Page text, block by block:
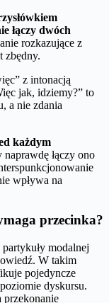
łączy dwóch
rozkazujące z
zbędny.
z intonacją
jak, idziemy?” to
a nie zdania
każdym
naprawdę łączy ono
wpływa na
przecinka?
modalnej
W takim
pojedyncze
dyskursu.
przekonanie